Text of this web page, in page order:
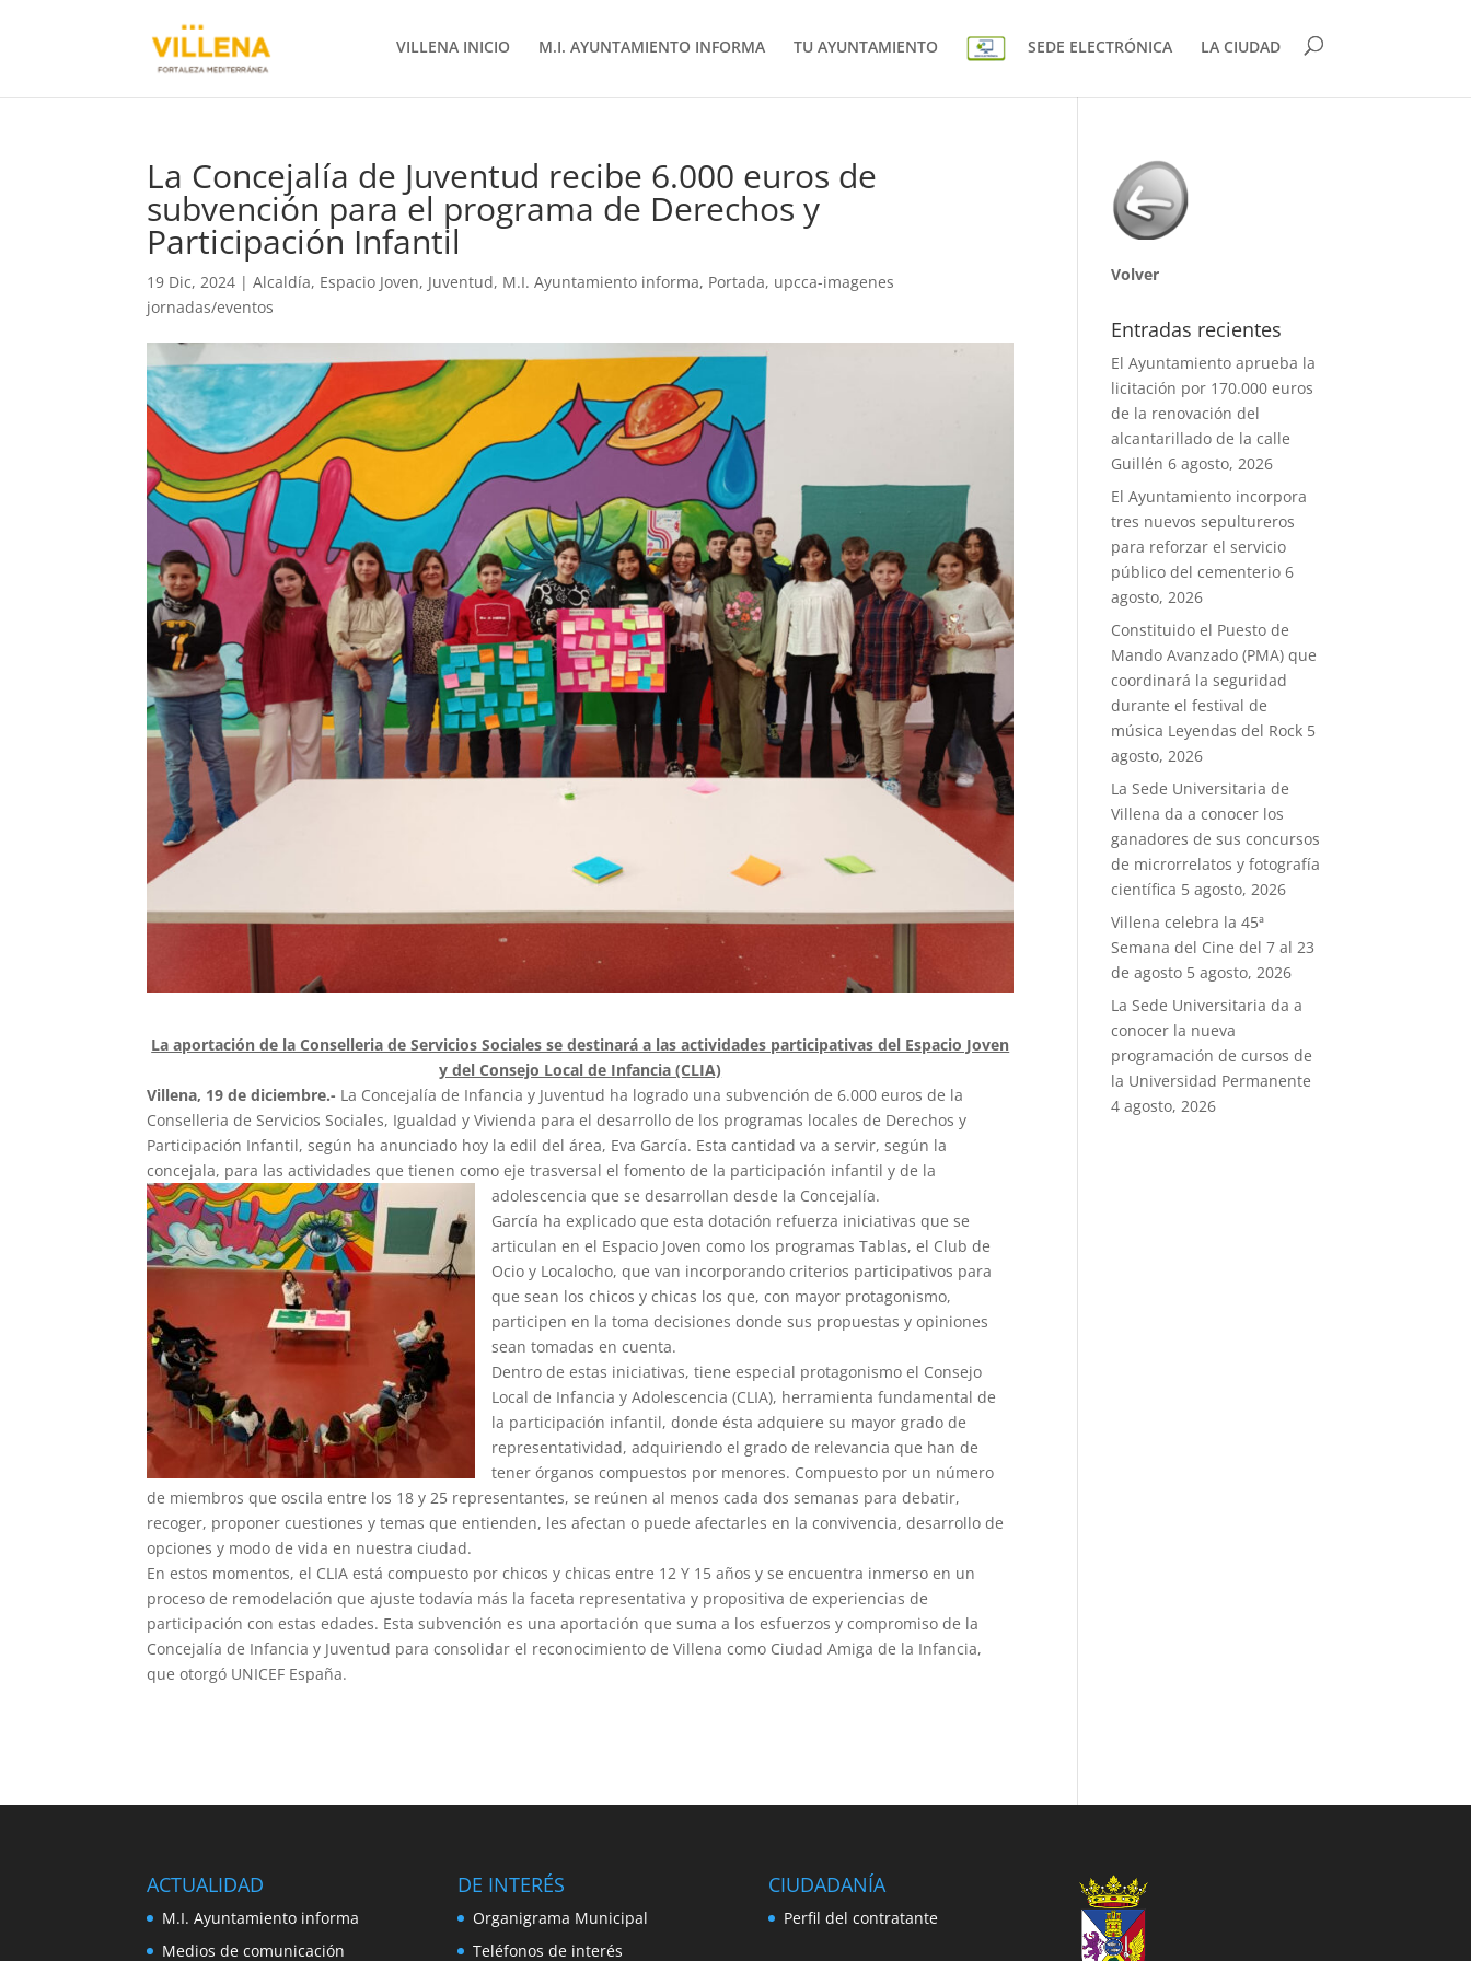
VILLENA INICIO M.I. AYUNTAMIENTO INFORMA TU AYUNTAMIENTO SEDE ELECTRÓNICA LA CIUDAD
La Concejalía de Juventud recibe 6.000 euros de
subvención para el programa de Derechos y
Participación Infantil
19 Dic, 2024 |Alcaldía, Espacio Joven, Juventud, M.I. Ayuntamiento informa, Portada, upcca-imagenes
jornadas/eventos
La aportación de la Conselleria de Servicios Sociales se destinará a las actividades participativas del Espacio Joven
y del Consejo Local de Infancia (CLIA)
Villena, 19 de diciembre.- La Concejalía de Infancia y Juventud ha logrado una subvención de 6.000 euros de la
Conselleria de Servicios Sociales, Igualdad y Vivienda para el desarrollo de los programas locales de Derechos y
Participación Infantil, según ha anunciado hoy la edil del área, Eva García. Esta cantidad va a servir, según la
concejala, para las actividades que tienen como eje trasversal el fomento de la participación infantil y de la
adolescencia que se desarrollan desde la Concejalía.
García ha explicado que esta dotación refuerza iniciativas que se
articulan en el Espacio Joven como los programas Tablas, el Club de
Ocio y Localocho, que van incorporando criterios participativos para
que sean los chicos y chicas los que, con mayor protagonismo,
participen en la toma decisiones donde sus propuestas y opiniones
sean tomadas en cuenta.
Dentro de estas iniciativas, tiene especial protagonismo el Consejo
Local de Infancia y Adolescencia (CLIA), herramienta fundamental de
la participación infantil, donde ésta adquiere su mayor grado de
representatividad, adquiriendo el grado de relevancia que han de
tener órganos compuestos por menores. Compuesto por un número
de miembros que oscila entre los 18 y 25 representantes, se reúnen al menos cada dos semanas para debatir,
recoger, proponer cuestiones y temas que entienden, les afectan o puede afectarles en la convivencia, desarrollo de
opciones y modo de vida en nuestra ciudad.
En estos momentos, el CLIA está compuesto por chicos y chicas entre 12 Y 15 años y se encuentra inmerso en un
proceso de remodelación que ajuste todavía más la faceta representativa y propositiva de experiencias de
participación con estas edades. Esta subvención es una aportación que suma a los esfuerzos y compromiso de la
Concejalía de Infancia y Juventud para consolidar el reconocimiento de Villena como Ciudad Amiga de la Infancia,
que otorgó UNICEF España.
Volver
Entradas recientes
El Ayuntamiento aprueba la
licitación por 170.000 euros
de la renovación del
alcantarillado de la calle
Guillén 6 agosto, 2026
El Ayuntamiento incorpora
tres nuevos sepultureros
para reforzar el servicio
público del cementerio 6
agosto, 2026
Constituido el Puesto de
Mando Avanzado (PMA) que
coordinará la seguridad
durante el festival de
música Leyendas del Rock 5
agosto, 2026
La Sede Universitaria de
Villena da a conocer los
ganadores de sus concursos
de microrrelatos y fotografía
científica 5 agosto, 2026
Villena celebra la 45ª
Semana del Cine del 7 al 23
de agosto 5 agosto, 2026
La Sede Universitaria da a
conocer la nueva
programación de cursos de
la Universidad Permanente
4 agosto, 2026
ACTUALIDAD
M.I. Ayuntamiento informa
Medios de comunicación
DE INTERÉS
Organigrama Municipal
Teléfonos de interés
CIUDADANÍA
Perfil del contratante